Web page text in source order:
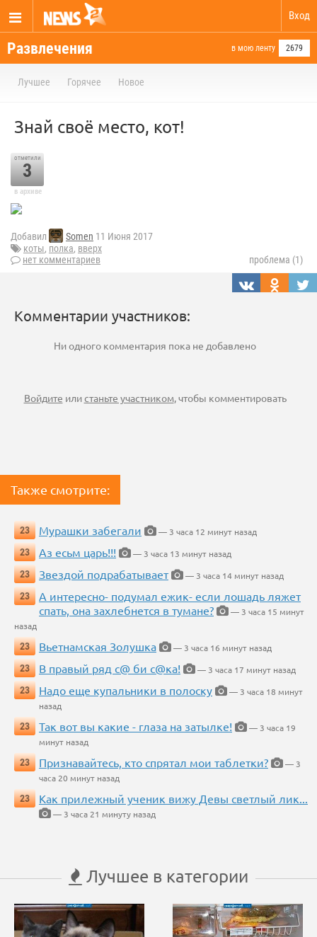
Вход
Развлечения в мою ленту 2679
Лучшее Горячее Новое
Знай своё место, кот!
отметили
3
в архиве
Добавил Somen 11 Июня 2017
коты, полка, вверх
нет комментариев
проблема (1)
Комментарии участников:
Ни одного комментария пока не добавлено
Войдите илистаньте участником, чтобы комментировать
Также смотрите:
23 Мурашки забегали
— 3 часа 12 минут назад
23
Аз есьм царь!!!
— 3 часа 13 минут назад
23
Звездой подрабатывает
— 3 часа 14 минут назад
23
А интересно- подумал ежик- если лошадь ляжет
спать, она захлебнется в тумане?
— 3 часа 15 минут
назад
23
Вьетнамская Золушка
— 3 часа 16 минут назад
23
В правый ряд с@ би с@ка!
— 3 часа 17 минут назад
23
Надо еще купальники в полоску
— 3 часа 18 минут
назад
23
Так вот вы какие - глаза на затылке!
— 3 часа 19
минут назад
23
Признавайтесь, кто спрятал мои таблетки?
— 3
часа 20 минут назад
23
Как прилежный ученик вижу Девы светлый лик...
— 3 часа 21 минуту назад
Лучшее в категории